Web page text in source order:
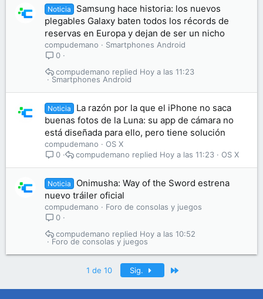
Noticia
Samsung hace historia: los nuevos
plegables Galaxy baten todos los récords de
reservas en Europa y dejan de ser un nicho
compudemano
Smartphones Android
0
Smartphones Android
Hoy a las 11:23
compudemano
Noticia
La razón por la que el iPhone no saca
buenas fotos de la Luna: su app de cámara no
está diseñada para ello, pero tiene solución
compudemano
OS X
0
OS X
Hoy a las 11:23
compudemano
Noticia
Onimusha: Way of the Sword estrena
nuevo tráiler oficial
compudemano
Foro de consolas y juegos
0
Foro de consolas y juegos
Hoy a las 10:52
compudemano
1 de 10 Sig.